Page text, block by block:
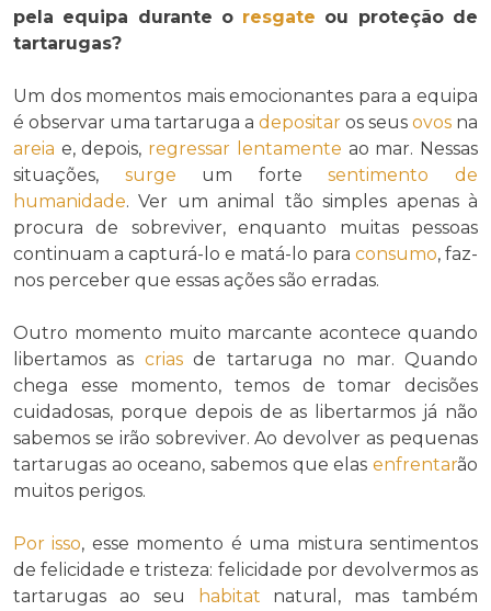
pela equipa durante o resgate ou proteção de
tartarugas?
Um dos momentos mais emocionantes para a equipa
é observar uma tartaruga a depositar os seus ovos na
areia e, depois, regressar lentamente ao mar. Nessas
situações, surge um fortesentimento de
humanidade. Ver um animal tão simples apenas à
procura de sobreviver, enquanto muitas pessoas
continuam a capturá-lo e matá-lo para consumo, faz-
nos perceber que essas ações são erradas.
Outro momento muito marcante acontece quando
libertamos as criasde tartaruga no mar. Quando
chega esse momento, temos de tomar decisões
cuidadosas, porque depois de as libertarmos já não
sabemos se irão sobreviver. Ao devolver as pequenas
tartarugas ao oceano, sabemos que elas enfrentarão
muitos perigos.
Por isso, esse momento é uma mistura sentimentos
de felicidade e tristeza: felicidade por devolvermos as
tartarugas ao seu
habitat natural, mas também